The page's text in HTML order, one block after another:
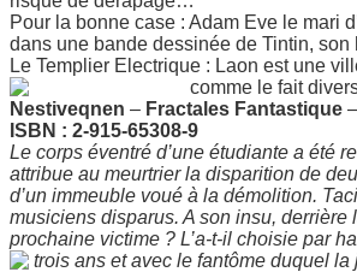
Pour la bonne case : Adam Eve le mari
dans une bande dessinée de Tintin, son
Le Templier Electrique : Laon est une
comme le fait
Nestiveqnen – Fractales Fantastique –
ISBN : 2-915-65308-9
Le corps éventré d’une étudiante a été
attribue au meurtrier la disparition de
d’un immeuble voué à la démolition.
musiciens disparus. A son insu, derrière
prochaine victime ? L’a-t-il choisie par
trois ans et avec le fantôme duquel